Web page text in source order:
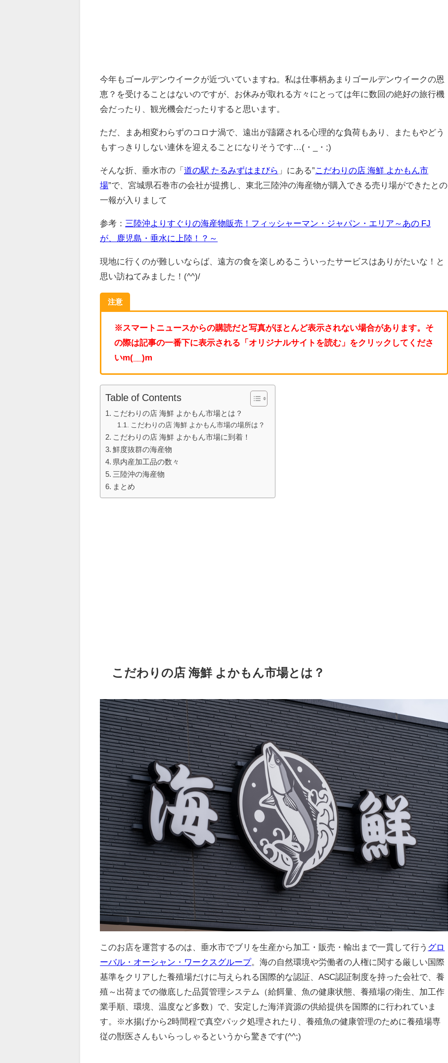
今年もゴールデンウイークが近づいていますね。私は仕事柄あまりゴールデンウイークの恩
恵？を受けることはないのですが、お休みが取れる方々にとっては年に数回の絶好の旅行機
会だったり、観光機会だったりすると思います。
ただ、まあ相変わらずのコロナ渦で、遠出が躊躇される心理的な負荷もあり、またもやどう
もすっきりしない連休を迎えることになりそうです…(・_・;)
そんな折、垂水市の「道の駅 たるみずはまびら 」にある” こだわりの店 海鮮 よかもん市
場”で、宮城県石巻市の会社が提携し、東北三陸沖の海産物が購入できる売り場ができたとの
一報が入りまして
参考： 三陸沖よりすぐりの海産物販売！フィッシャーマン・ジャパン・エリア～あの FJ
が、鹿児島・垂水に上陸！？～
現地に行くのが難しいならば、遠方の食を楽しめるこういったサービスはありがたいな！と
思い訪ねてみました！(^^)/
注意
※スマートニュースからの購読だと写真がほとんど表示されない場合があります。そ
の際は記事の一番下に表示される「オリジナルサイトを読む」をクリックしてくださ
いm(__)m
Table of Contents
こだわりの店 海鮮 よかもん市場とは？
こだわりの店 海鮮 よかもん市場の場所は？
こだわりの店 海鮮 よかもん市場に到着！
鮮度抜群の海産物
県内産加工品の数々
三陸沖の海産物
まとめ
こだわりの店 海鮮 よかもん市場とは？
このお店を運営するのは、垂水市でブリを生産から加工・販売・輸出まで一貫して行う グロ
ーバル・オーシャン・ワークスグループ。海の自然環境や労働者の人権に関する厳しい国際
基準をクリアした養殖場だけに与えられる国際的な認証、ASC認証制度を持った会社で、養
殖～出荷までの徹底した品質管理システム（給餌量、魚の健康状態、養殖場の衛生、加工作
業手順、環境、温度など多数）で、安定した海洋資源の供給提供を国際的に行われていま
す。※水揚げから2時間程で真空パック処理されたり、養殖魚の健康管理のために養殖場専
従の獣医さんもいらっしゃるというから驚きです(^^;)